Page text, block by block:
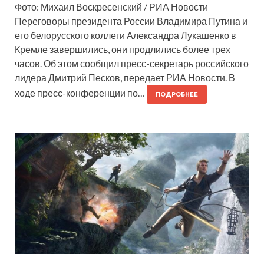
Фото: Михаил Воскресенский / РИА Новости
Переговоры президента России Владимира Путина и
его белорусского коллеги Александра Лукашенко в
Кремле завершились, они продлились более трех
часов. Об этом сообщил пресс-секретарь российского
лидера Дмитрий Песков, передает РИА Новости. В
ходе пресс-конференции по…
ПОДРОБНЕЕ